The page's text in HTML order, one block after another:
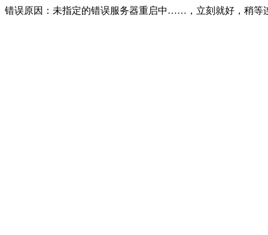
错误原因：未指定的错误服务器重启中……，立刻就好，稍等